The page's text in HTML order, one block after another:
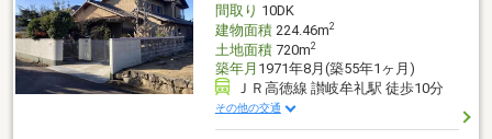
間取り 10DK
建物面積224.46m2
土地面積720m2
築年月 1971年8月(築55年1ヶ月)
ＪＲ高徳線 讃岐牟礼駅 徒歩10分
その他の交通